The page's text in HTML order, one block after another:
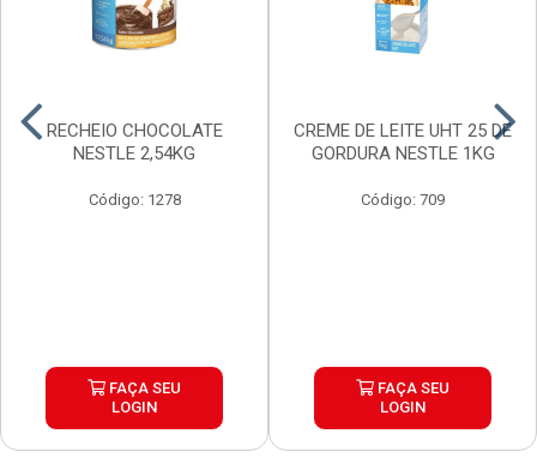
RECHEIO CHOCOLATE
NESTLE 2,54KG
Código: 1278
FAÇA SEU
LOGIN
CREME DE LEITE UHT 25 DE
GORDURA NESTLE 1KG
Código: 709
FAÇA SEU
LOGIN